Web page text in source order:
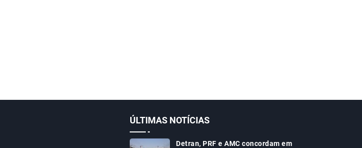
ÚLTIMAS NOTÍCIAS
Detran, PRF e AMC concordam em